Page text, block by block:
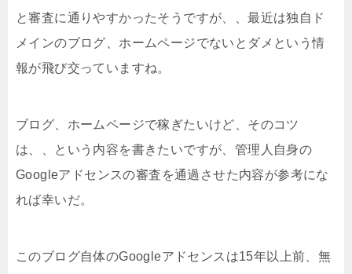
と審査に通りやすかったそうですが、、最近は独自ド
メインのブログ、ホームページでないとダメという情
報が飛び交っていますね。
ブログ、ホームページで稼ぎたいけど、そのコツ
は、、という内容を書きたいですが、管理人自身の
Googleアドセンスの審査を通過させた内容が参考にな
れば幸いだ。
このブログ自体のGoogleアドセンスは15年以上前、無